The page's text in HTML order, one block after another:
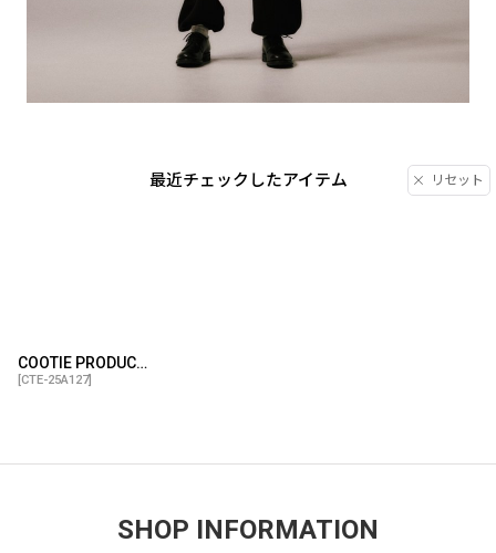
最近チェックしたアイテム リセット
COOTIE PRODUCTIONS/Fleece Wide Easy Pants（Black）［フリースワイドイージーパンツ-26春夏］
[CTE-25A127]
SHOP INFORMATION